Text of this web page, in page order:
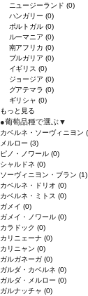
ニュージーランド(0)
ハンガリー(0)
ポルトガル(0)
ルーマニア(0)
南アフリカ(0)
ブルガリア(0)
イギリス(0)
ジョージア(0)
グアテマラ(0)
ギリシャ(0)
もっと見る
●葡萄品種で選ぶ▼
カベルネ・ソーヴィニヨン
メルロー (3)
ピノ・ノワール (0)
シャルドネ (0)
ソーヴィニヨン・ブラン (1)
カベルネ・ドリオ (0)
カベルネ・ミトス (0)
ガメイ (0)
ガメイ・ノワール (0)
カラドック (0)
カリニェーナ (0)
カリニャン (0)
ガルガネーガ (0)
ガルダ・カベルネ (0)
ガルダ・メルロー (0)
ガルナッチャ (0)